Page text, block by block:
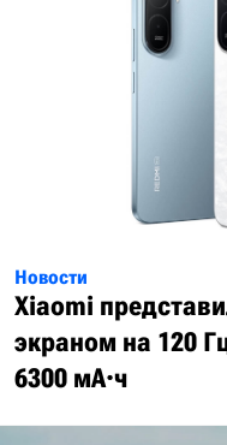
Новости
Xiaomi
экраном на 120
6300 мА·ч